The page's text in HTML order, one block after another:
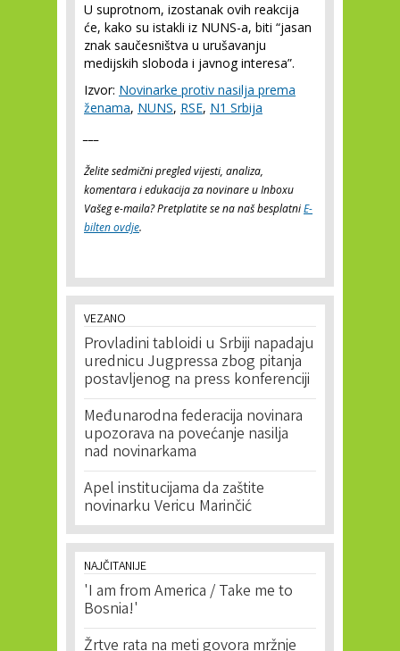
U suprotnom, izostanak ovih reakcija
će, kako su istakli iz NUNS-a, biti “jasan
znak saučesništva u urušavanju
medijskih sloboda i javnog interesa”.
Izvor: Novinarke protiv nasilja prema
ženama, NUNS, RSE, N1 Srbija
Želite sedmični pregled vijesti, analiza,
komentara i edukacija za novinare u Inboxu
Vašeg e-maila? Pretplatite se na naš besplatniE-
bilten ovdje.
VEZANO
Provladini tabloidi u Srbiji napadaju
urednicu Jugpressa zbog pitanja
postavljenog na press konferenciji
Međunarodna federacija novinara
upozorava na povećanje nasilja
nad novinarkama
Apel institucijama da zaštite
novinarku Vericu Marinčić
NAJČITANIJE
'I am from America / Take me to
Bosnia!'